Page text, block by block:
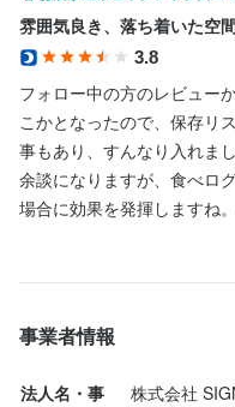
雰囲気良き、落ち着いた空
3.8
フォロー中の方のレビュー
こかとなったので、保存リ
事もあり、すんなり入れまし
余談になりますが、食べロ
場合に効果を発揮しますね。
かな？行ってみたいな。
ワイワイな雰囲気じゃなく
待にはもってこいの空間。
事業者情報
法人名・事
株式会社
【こんな方におすすめ】
責任あるポストを目指して活
これから飲食業で活躍したい
新しいことにチャレンジし
スキルアップしたい方
店名
炭火・焼鳥 鶫 中洲川端店
店名
炭火・焼鳥 鶫 中洲川端店
連絡先
092-409-4700
これから飲食業で活躍した
新しいことにチャレンジした
スキルアップしたい方
福岡県福岡市博多区中洲5-2-
これから飲食業で活躍した
新しいことにチャレンジした
スキルアップしたい方
安定した会社運営のもと安
福岡県福岡市博多区中洲5-2-
最終更新日2026/03/03